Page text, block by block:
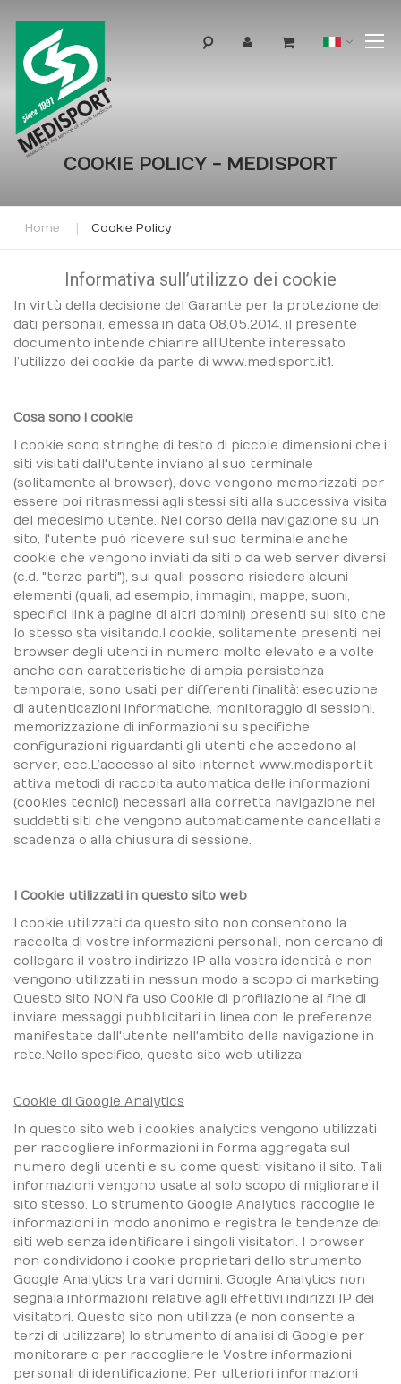
Lingua
COOKIE POLICY - MEDISPORT
Home Cookie Policy
Informativa sull’utilizzo dei cookie
In virtù della decisione del Garante per la protezione dei
dati personali, emessa in data 08.05.2014, il presente
documento intende chiarire all’Utente interessato
l’utilizzo dei cookie da parte di www.medisport.it1.
Cosa sono i cookie
I cookie sono stringhe di testo di piccole dimensioni che i
siti visitati dall'utente inviano al suo terminale
(solitamente al browser), dove vengono memorizzati per
essere poi ritrasmessi agli stessi siti alla successiva visita
del medesimo utente. Nel corso della navigazione su un
sito, l'utente può ricevere sul suo terminale anche
cookie che vengono inviati da siti o da web server diversi
(c.d. "terze parti"), sui quali possono risiedere alcuni
elementi (quali, ad esempio, immagini, mappe, suoni,
specifici link a pagine di altri domini) presenti sul sito che
lo stesso sta visitando.I cookie, solitamente presenti nei
browser degli utenti in numero molto elevato e a volte
anche con caratteristiche di ampia persistenza
temporale, sono usati per differenti finalità: esecuzione
di autenticazioni informatiche, monitoraggio di sessioni,
memorizzazione di informazioni su specifiche
configurazioni riguardanti gli utenti che accedono al
server, ecc.L’accesso al sito internet www.medisport.it
attiva metodi di raccolta automatica delle informazioni
(cookies tecnici) necessari alla corretta navigazione nei
suddetti siti che vengono automaticamente cancellati a
scadenza o alla chiusura di sessione.
I Cookie utilizzati in questo sito web
I cookie utilizzati da questo sito non consentono la
raccolta di vostre informazioni personali, non cercano di
collegare il vostro indirizzo IP alla vostra identità e non
vengono utilizzati in nessun modo a scopo di marketing.
Questo sito NON fa uso Cookie di profilazione al fine di
inviare messaggi pubblicitari in linea con le preferenze
manifestate dall'utente nell'ambito della navigazione in
rete.Nello specifico, questo sito web utilizza:
Cookie di Google Analytics
In questo sito web i cookies analytics vengono utilizzati
per raccogliere informazioni in forma aggregata sul
numero degli utenti e su come questi visitano il sito. Tali
informazioni vengono usate al solo scopo di migliorare il
sito stesso. Lo strumento Google Analytics raccoglie le
informazioni in modo anonimo e registra le tendenze dei
siti web senza identificare i singoli visitatori. I browser
non condividono i cookie proprietari dello strumento
Google Analytics tra vari domini. Google Analytics non
segnala informazioni relative agli effettivi indirizzi IP dei
visitatori. Questo sito non utilizza (e non consente a
terzi di utilizzare) lo strumento di analisi di Google per
monitorare o per raccogliere le Vostre informazioni
personali di identificazione. Per ulteriori informazioni